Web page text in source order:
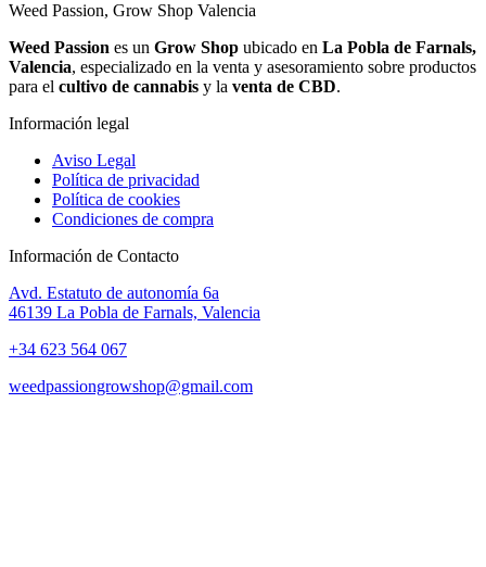
Weed Passion, Grow Shop Valencia
Weed Passion es un Grow Shop ubicado en La Pobla de Farnals,
Valencia, especializado en la venta y asesoramiento sobre productos
para el cultivo de cannabis y la venta de CBD.
Información legal
Aviso Legal
Política de privacidad
Política de cookies
Condiciones de compra
Información de Contacto
Avd. Estatuto de autonomía 6a
46139 La Pobla de Farnals, Valencia
+34 623 564 067
weedpassiongrowshop@gmail.com